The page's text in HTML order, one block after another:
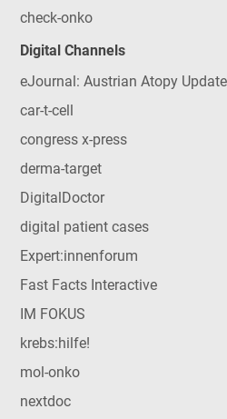
check-onko
Digital Channels
eJournal: Austrian Atopy Update
car-t-cell
congress x-press
derma-target
DigitalDoctor
digital patient cases
Expert:innenforum
Fast Facts Interactive
IM FOKUS
krebs:hilfe!
mol-onko
nextdoc